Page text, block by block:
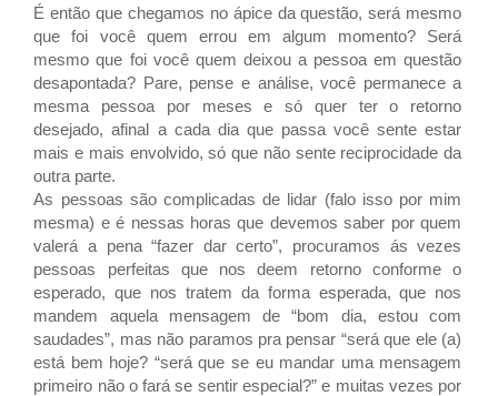
É então que chegamos no ápice da questão, será mesmo
que foi você quem errou em algum momento? Será
mesmo que foi você quem deixou a pessoa em questão
desapontada? Pare, pense e análise, você permanece a
mesma pessoa por meses e só quer ter o retorno
desejado, afinal a cada dia que passa você sente estar
mais e mais envolvido, só que não sente reciprocidade da
outra parte.
As pessoas são complicadas de lidar (falo isso por mim
mesma) e é nessas horas que devemos saber por quem
valerá a pena “fazer dar certo”, procuramos ás vezes
pessoas perfeitas que nos deem retorno conforme o
esperado, que nos tratem da forma esperada, que nos
mandem aquela mensagem de “bom dia, estou com
saudades”, mas não paramos pra pensar “será que ele (a)
está bem hoje? “será que se eu mandar uma mensagem
primeiro não o fará se sentir especial?” e muitas vezes por